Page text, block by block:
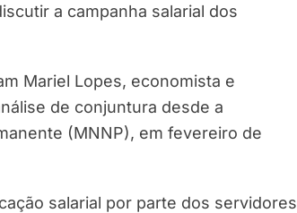
a campanha salarial dos
Mariel Lopes, economista e
de conjuntura desde a
(MNNP), em fevereiro de
salarial por parte dos servidores